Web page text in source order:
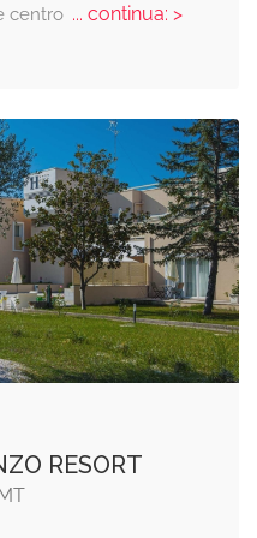
centro... continua: >
RESORT